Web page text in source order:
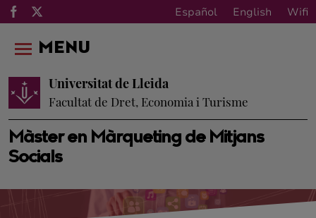
Español English Wifi
Màster en Màrqueting de Mitjans
Socials
Universitat de Lleida
Facultat de Dret, Economia i Turisme
MENU